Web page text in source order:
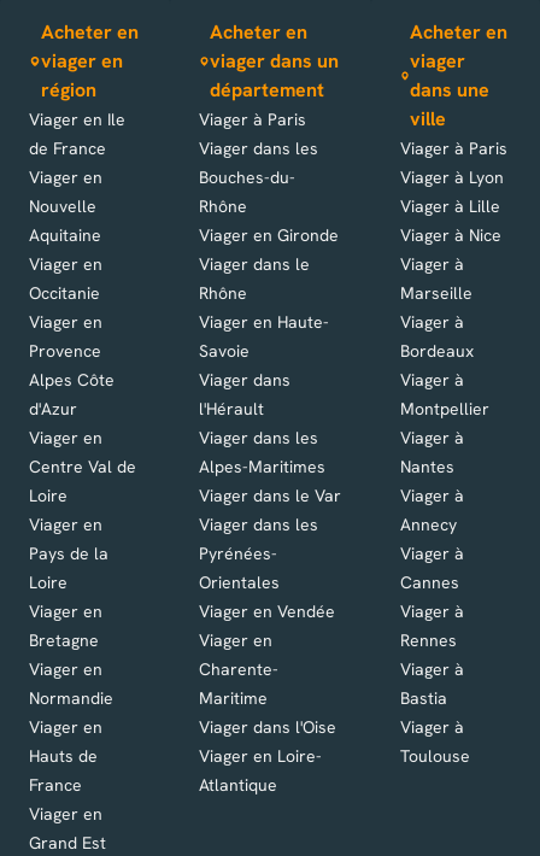
Acheter en
viager en
région
Viager en Ile
de France
Viager en
Nouvelle
Aquitaine
Viager en
Occitanie
Viager en
Provence
Alpes Côte
d'Azur
Viager en
Centre Val de
Loire
Viager en
Pays de la
Loire
Viager en
Bretagne
Viager en
Normandie
Viager en
Hauts de
France
Viager en
Grand Est
Acheter en
viager dans un
département
Viager à Paris
Viager dans les
Bouches-du-
Rhône
Viager en Gironde
Viager dans le
Rhône
Viager en Haute-
Savoie
Viager dans
l'Hérault
Viager dans les
Alpes-Maritimes
Viager dans le Var
Viager dans les
Pyrénées-
Orientales
Viager en Vendée
Viager en
Charente-
Maritime
Viager dans l'Oise
Viager en Loire-
Atlantique
Acheter en
viager
dans une
ville
Viager à Paris
Viager à Lyon
Viager à Lille
Viager à Nice
Viager à
Marseille
Viager à
Bordeaux
Viager à
Montpellier
Viager à
Nantes
Viager à
Annecy
Viager à
Cannes
Viager à
Rennes
Viager à
Bastia
Viager à
Toulouse